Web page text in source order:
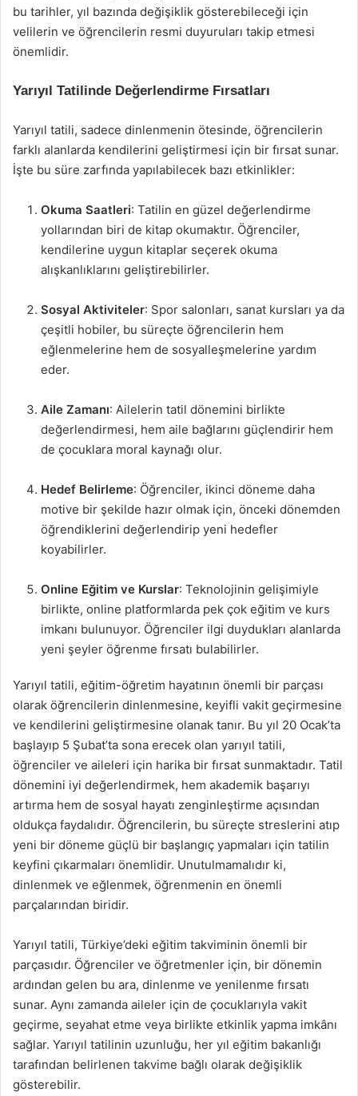
bu tarihler, yıl bazında değişiklik gösterebileceği için
velilerin ve öğrencilerin resmi duyuruları takip etmesi
önemlidir.
Yarıyıl Tatilinde Değerlendirme Fırsatları
Yarıyıl tatili, sadece dinlenmenin ötesinde, öğrencilerin
farklı alanlarda kendilerini geliştirmesi için bir fırsat sunar.
İşte bu süre zarfında yapılabilecek bazı etkinlikler:
Okuma Saatleri: Tatilin en güzel değerlendirme
yollarından biri de kitap okumaktır. Öğrenciler,
kendilerine uygun kitaplar seçerek okuma
alışkanlıklarını geliştirebilirler.
Sosyal Aktiviteler: Spor salonları, sanat kursları ya da
çeşitli hobiler, bu süreçte öğrencilerin hem
eğlenmelerine hem de sosyalleşmelerine yardım
eder.
Aile Zamanı: Ailelerin tatil dönemini birlikte
değerlendirmesi, hem aile bağlarını güçlendirir hem
de çocuklara moral kaynağı olur.
Hedef Belirleme: Öğrenciler, ikinci döneme daha
motive bir şekilde hazır olmak için, önceki dönemden
öğrendiklerini değerlendirip yeni hedefler
koyabilirler.
Online Eğitim ve Kurslar: Teknolojinin gelişimiyle
birlikte, online platformlarda pek çok eğitim ve kurs
imkanı bulunuyor. Öğrenciler ilgi duydukları alanlarda
yeni şeyler öğrenme fırsatı bulabilirler.
Yarıyıl tatili, eğitim-öğretim hayatının önemli bir parçası
olarak öğrencilerin dinlenmesine, keyifli vakit geçirmesine
ve kendilerini geliştirmesine olanak tanır. Bu yıl 20 Ocak’ta
başlayıp 5 Şubat’ta sona erecek olan yarıyıl tatili,
öğrenciler ve aileleri için harika bir fırsat sunmaktadır. Tatil
dönemini iyi değerlendirmek, hem akademik başarıyı
artırma hem de sosyal hayatı zenginleştirme açısından
oldukça faydalıdır. Öğrencilerin, bu süreçte streslerini atıp
yeni bir döneme güçlü bir başlangıç yapmaları için tatilin
keyfini çıkarmaları önemlidir. Unutulmamalıdır ki,
dinlenmek ve eğlenmek, öğrenmenin en önemli
parçalarından biridir.
Yarıyıl tatili, Türkiye’deki eğitim takviminin önemli bir
parçasıdır. Öğrenciler ve öğretmenler için, bir dönemin
ardından gelen bu ara, dinlenme ve yenilenme fırsatı
sunar. Aynı zamanda aileler için de çocuklarıyla vakit
geçirme, seyahat etme veya birlikte etkinlik yapma imkânı
sağlar. Yarıyıl tatilinin uzunluğu, her yıl eğitim bakanlığı
tarafından belirlenen takvime bağlı olarak değişiklik
gösterebilir.